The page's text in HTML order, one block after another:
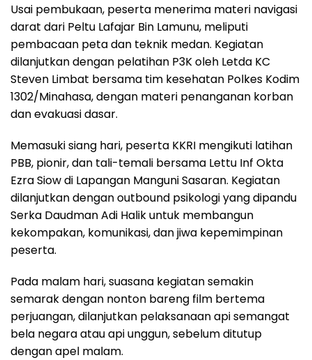
Usai pembukaan, peserta menerima materi navigasi
darat dari Peltu Lafajar Bin Lamunu, meliputi
pembacaan peta dan teknik medan. Kegiatan
dilanjutkan dengan pelatihan P3K oleh Letda KC
Steven Limbat bersama tim kesehatan Polkes Kodim
1302/Minahasa, dengan materi penanganan korban
dan evakuasi dasar.
Memasuki siang hari, peserta KKRI mengikuti latihan
PBB, pionir, dan tali-temali bersama Lettu Inf Okta
Ezra Siow di Lapangan Manguni Sasaran. Kegiatan
dilanjutkan dengan outbound psikologi yang dipandu
Serka Daudman Adi Halik untuk membangun
kekompakan, komunikasi, dan jiwa kepemimpinan
peserta.
Pada malam hari, suasana kegiatan semakin
semarak dengan nonton bareng film bertema
perjuangan, dilanjutkan pelaksanaan api semangat
bela negara atau api unggun, sebelum ditutup
dengan apel malam.